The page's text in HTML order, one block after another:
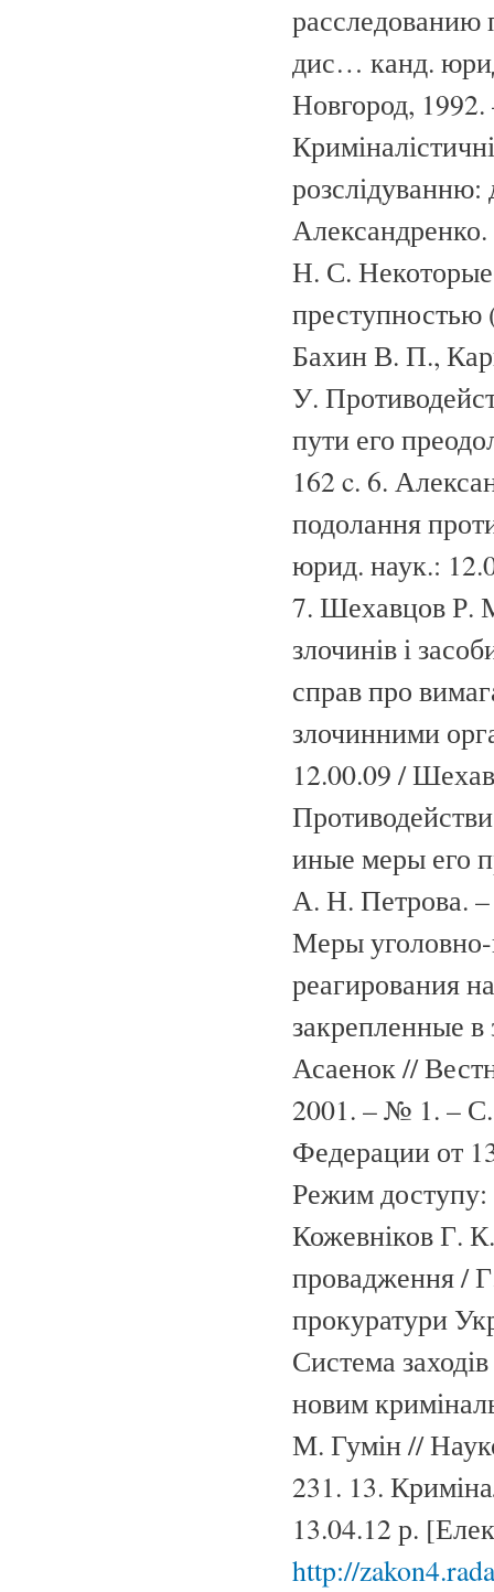
расследованию
дис… канд.
Новгород,
Н. С. Некоторые
преступностью
Бахин В. П.,
У.
пути его
162 c. 6.
подолання
юрид. наук.:
7. Шехавцов Р.
злочинів і
справ про
злочинними
12.00.09 /
иные меры его
А. Н. Петрова. –
Меры уголовно-
реагирования
закрепленные в
Асаенок //
2001. – № 1. – С.
Федерации от
Режим доступу:
Кожевніков Г.
провадження /
прокуратури
Система
новим
М. Гумін //
231. 13.
13.04.12 р.
http://